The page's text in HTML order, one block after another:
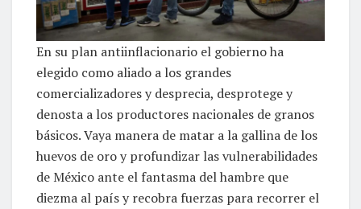
En su plan antiinflacionario el gobierno ha
elegido como aliado a los grandes
comercializadores y desprecia, desprotege y
denosta a los productores nacionales de granos
básicos. Vaya manera de matar a la gallina de los
huevos de oro y profundizar las vulnerabilidades
de México ante el fantasma del hambre que
diezma al país y recobra fuerzas para recorrer el